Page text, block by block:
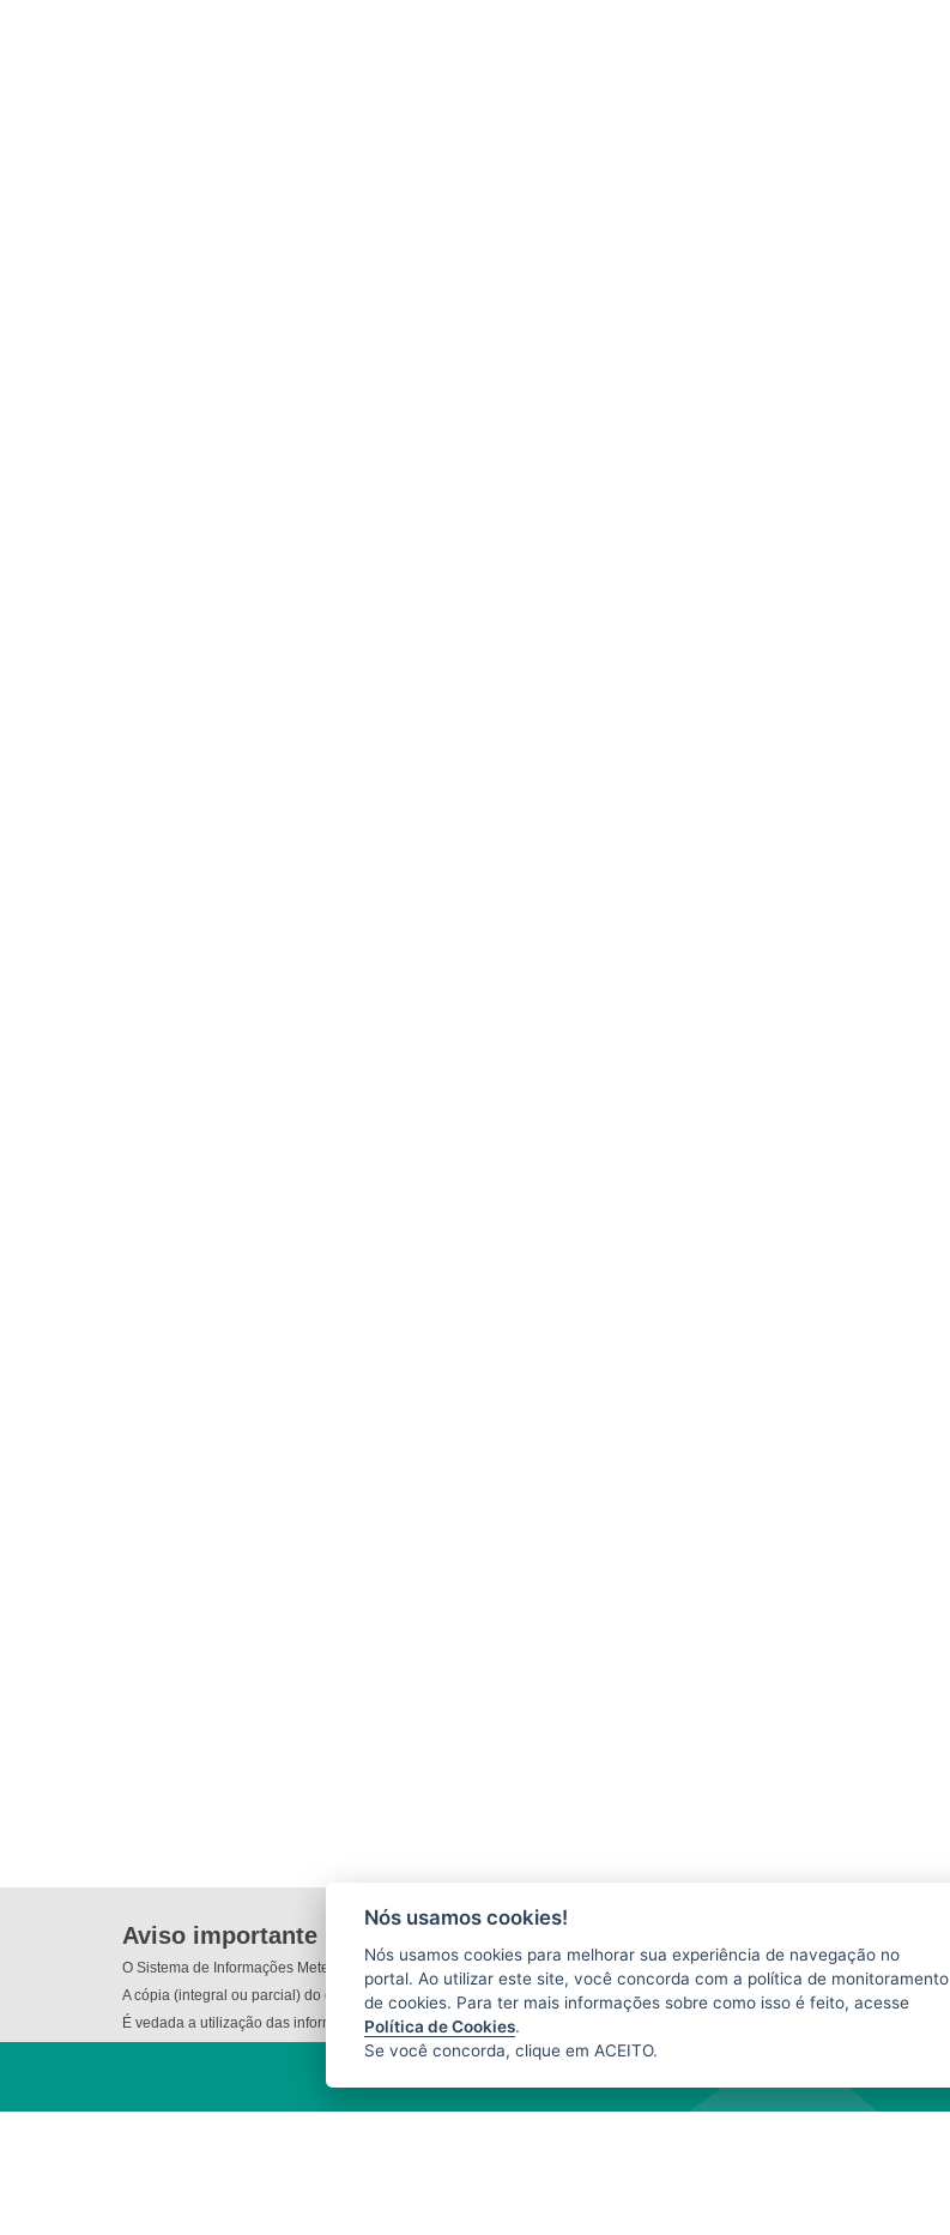
Aviso importante
O Sistema de Informações Meteorológicas do Incaper (SIM) não se responsabiliza pelo uso indevido das informações e/ou
A cópia (integral ou parcial) do conteúdo disponibilizado neste website depende da expressa autorização do SIM. A fonte das
É vedada a utilização das informações e/ou dos produtos disponibilizados neste
Nós usamos cookies!
Nós usamos cookies para melhorar sua experiência de navegação no
portal. Ao utilizar este site, você concorda com a política de monitoramento
de cookies. Para ter mais informações sobre como isso é feito, acesse
Política de Cookies.
Se você concorda, clique em ACEITO.